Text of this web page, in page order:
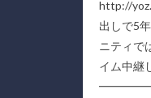
http://
出しで5
ニティで
イム中継